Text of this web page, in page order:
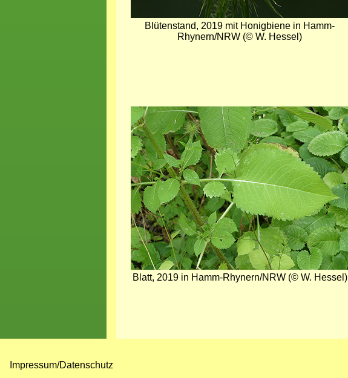
Blütenstand, 2019 mit Honigbiene in Hamm-
Rhynern/NRW (© W. Hessel)
Bild
Blatt, 2019 in Hamm-Rhynern/NRW (© W. Hessel)
Impressum/Datenschutz